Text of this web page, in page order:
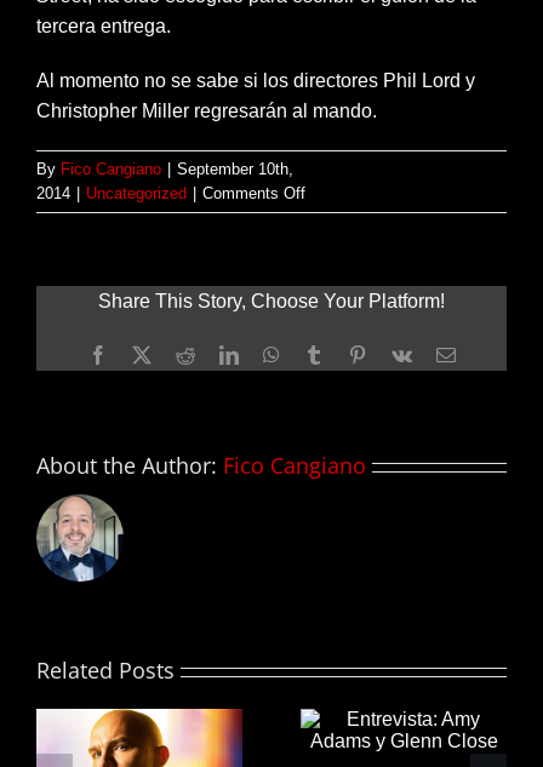
tercera entrega.
Al momento no se sabe si los directores Phil Lord y
Christopher Miller regresarán al mando.
By Fico Cangiano
September 10th,
2014
Uncategorized Comments Offon
Sony
para
23
STREET
Share This Story, Choose Your Platform!
Facebook
X RedditLinkedInWhatsApp
TumblrPinterest
Vk Email
About the Author: Fico Cangiano
Related Posts